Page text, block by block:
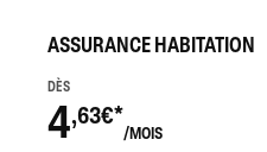
ASSURANCE HABITATION
DÈS
4,63€*
/MOIS